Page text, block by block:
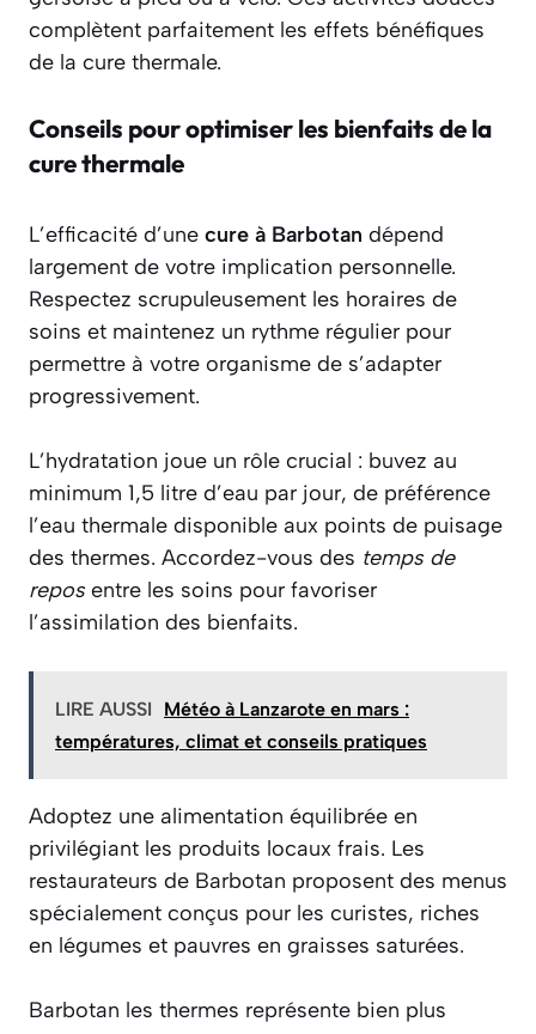
complètent parfaitement les effets bénéfiques
de la cure thermale.
Conseils pour optimiser les bienfaits de la
cure thermale
L’efficacité d’une cure à Barbotan dépend
largement de votre implication personnelle.
Respectez scrupuleusement les horaires de
soins et maintenez un rythme régulier pour
permettre à votre organisme de s’adapter
progressivement.
L’hydratation joue un rôle crucial : buvez au
minimum 1,5 litre d’eau par jour, de préférence
l’eau thermale disponible aux points de puisage
des thermes. Accordez-vous des temps de
reposentre les soins pour favoriser
l’assimilation des bienfaits.
LIRE AUSSI
Météo à Lanzarote en mars :
températures, climat et conseils pratiques
Adoptez une alimentation équilibrée en
privilégiant les produits locaux frais. Les
restaurateurs de Barbotan proposent des menus
spécialement conçus pour les curistes, riches
en légumes et pauvres en graisses saturées.
Barbotan les thermes représente bien plus